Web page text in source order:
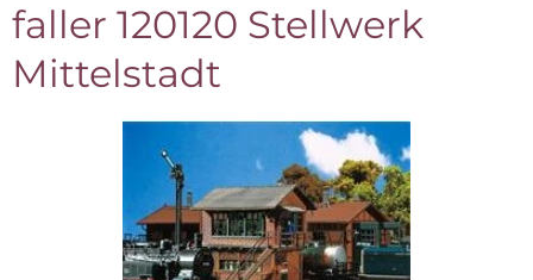
faller 120120 Stellwerk
Mittelstadt